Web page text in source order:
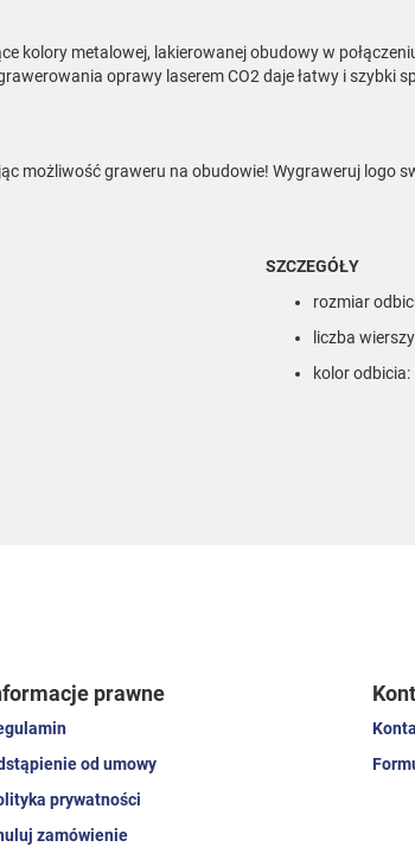
kolory metalowej, lakierowanej obudowy w
oprawy laserem CO2 daje łatwy i szybki
możliwość graweru na obudowie! Wygraweruj logo
SZCZEGÓŁY
rozmiar
liczba
kolor
prawne
od umowy
prywatności
zamówienie